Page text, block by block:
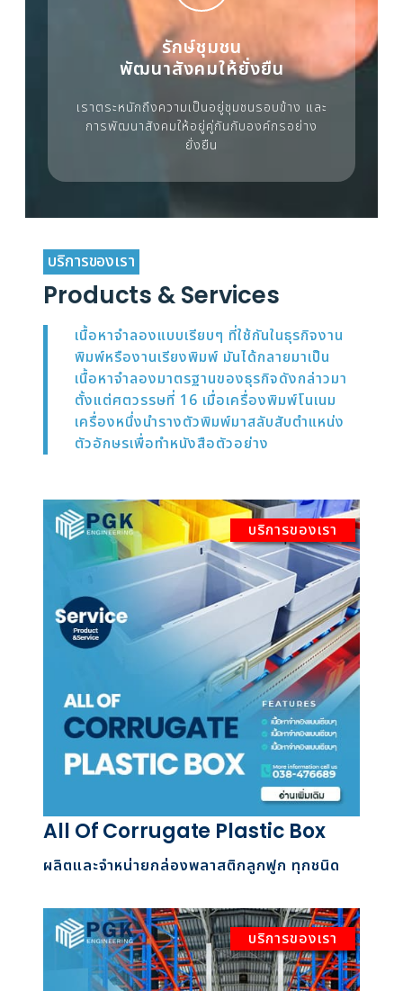
รักษ์ชุมชน
พัฒนาสังคมให้ยั่งยืน
เราตระหนักถึงความเป็นอยู่ชุมชนรอบข้าง และ
การพัฒนาสังคมให้อยู่คู่กันกับองค์กรอย่าง
ยั่งยืน
บริการของเรา
Products & Services
เนื้อหาจำลองแบบเรียบๆ ที่ใช้กันในธุรกิจงาน
พิมพ์หรืองานเรียงพิมพ์ มันได้กลายมาเป็น
เนื้อหาจำลองมาตรฐานของธุรกิจดังกล่าวมา
ตั้งแต่ศตวรรษที่ 16 เมื่อเครื่องพิมพ์โนเนม
เครื่องหนึ่งนำรางตัวพิมพ์มาสลับสับตำแหน่ง
ตัวอักษรเพื่อทำหนังสือตัวอย่าง
บริการของเรา
All Of Corrugate Plastic Box
ผลิตและจำหน่ายกล่องพลาสติกลูกฟูก ทุกชนิด
บริการของเรา